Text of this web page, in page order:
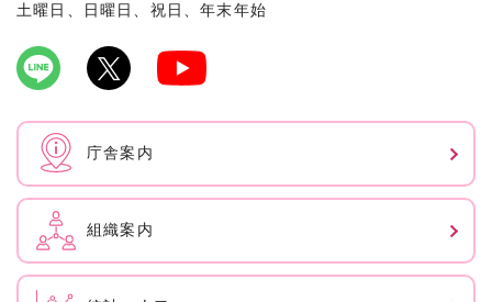
土曜日、日曜日、祝日、年末年始
庁舎案内
組織案内